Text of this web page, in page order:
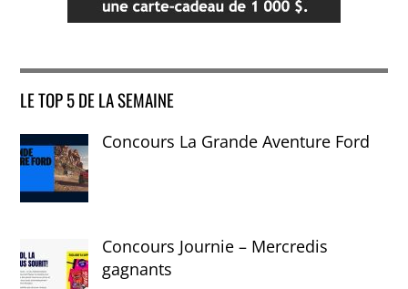
LE TOP 5 DE LA SEMAINE
Concours La Grande Aventure Ford
Concours Journie – Mercredis
gagnants